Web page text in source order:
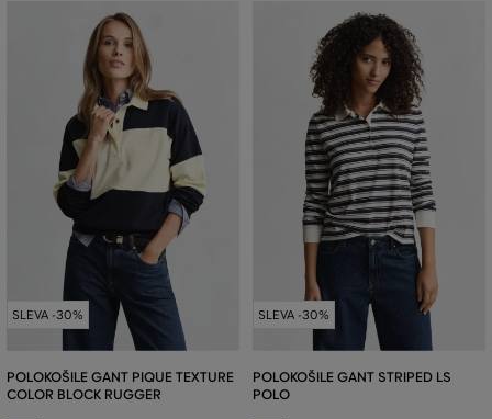
SLEVA -30%
POLOKOŠILE GANT PIQUE TEXTURE
COLOR BLOCK RUGGER
SLEVA -30%
POLOKOŠILE GANT STRIPED LS
POLO